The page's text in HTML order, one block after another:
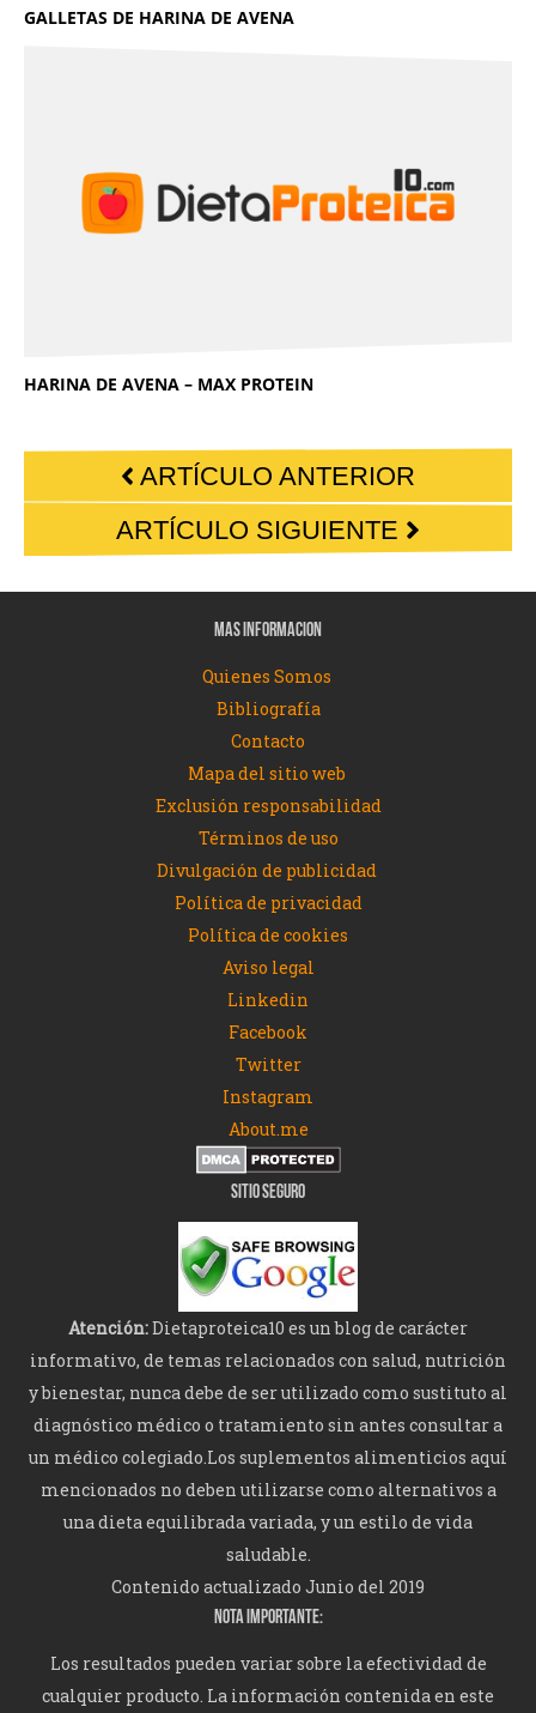
GALLETAS DE HARINA DE AVENA
HARINA DE AVENA – MAX PROTEIN
ARTÍCULO ANTERIOR
ARTÍCULO SIGUIENTE
MAS INFORMACION
Quienes Somos
Bibliografía
Contacto
Mapa del sitio web
Exclusión responsabilidad
Términos de uso
Divulgación de publicidad
Política de privacidad
Política de cookies
Aviso legal
Linkedin
Facebook
Twitter
Instagram
About.me
SITIO SEGURO
Atención:Dietaproteica10 es un blog de carácter
informativo, de temas relacionados con salud, nutrición
y bienestar, nunca debe de ser utilizado como sustituto al
diagnóstico médico o tratamiento sin antes consultar a
un médico colegiado.Los suplementos alimenticios aquí
mencionados no deben utilizarse como alternativos a
una dieta equilibrada variada, y un estilo de vida
saludable.
Contenido actualizado Junio del 2019
NOTA IMPORTANTE:
Los resultados pueden variar sobre la efectividad de
cualquier producto. La información contenida en este